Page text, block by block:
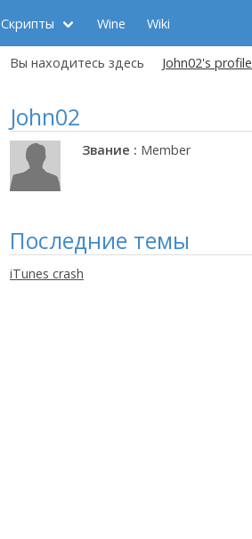
Скрипты Wine Wiki
Вы находитесь здесь John02's profile
John02
Звание : Member
Последние темы
iTunes crash